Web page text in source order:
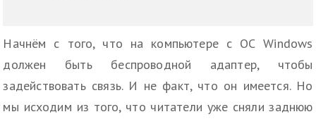
Начнём с того, что на компьютере с ОС Windows
должен быть беспроводной адаптер, чтобы
задействовать связь. И не факт, что он имеется. Но
мы исходим из того, что читатели уже сняли заднюю